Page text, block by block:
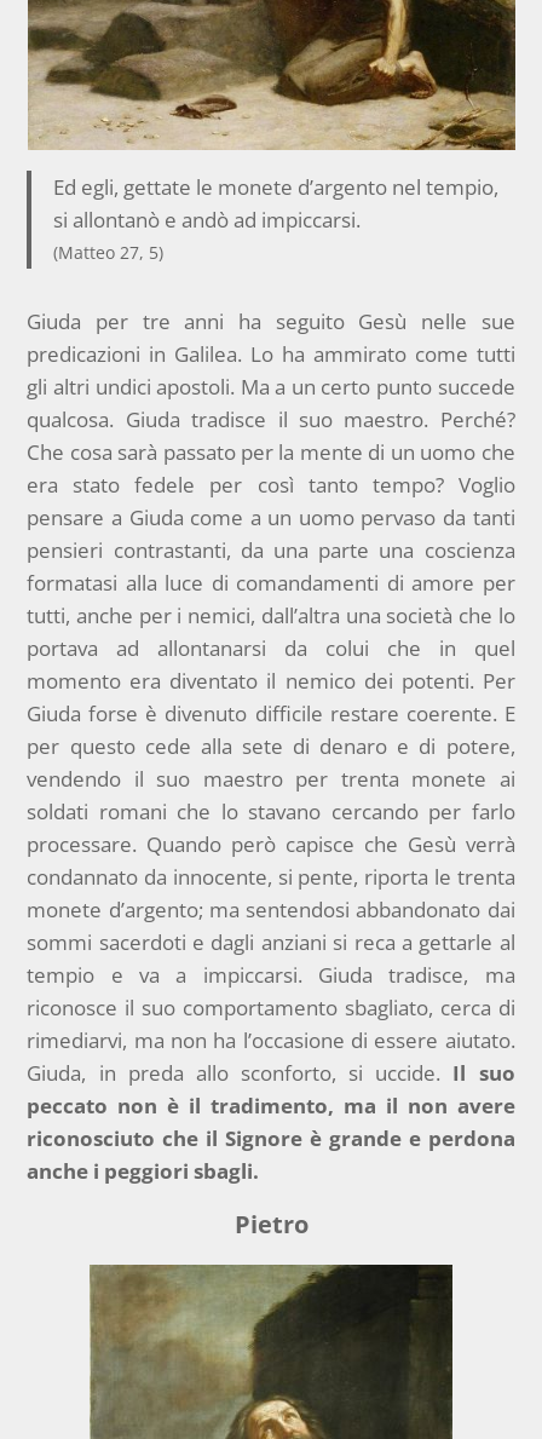
Ed egli, gettate le monete d’argento nel tempio,
si allontanò e andò ad impiccarsi.
(Matteo 27, 5)
Giuda per tre anni ha seguito Gesù nelle sue
predicazioni in Galilea. Lo ha ammirato come tutti
gli altri undici apostoli. Ma a un certo punto succede
qualcosa. Giuda tradisce il suo maestro. Perché?
Che cosa sarà passato per la mente di un uomo che
era stato fedele per così tanto tempo? Voglio
pensare a Giuda come a un uomo pervaso da tanti
pensieri contrastanti, da una parte una coscienza
formatasi alla luce di comandamenti di amore per
tutti, anche per i nemici, dall’altra una società che lo
portava ad allontanarsi da colui che in quel
momento era diventato il nemico dei potenti. Per
Giuda forse è divenuto difficile restare coerente. E
per questo cede alla sete di denaro e di potere,
vendendo il suo maestro per trenta monete ai
soldati romani che lo stavano cercando per farlo
processare. Quando però capisce che Gesù verrà
condannato da innocente, si pente, riporta le trenta
monete d’argento; ma sentendosi abbandonato dai
sommi sacerdoti e dagli anziani si reca a gettarle al
tempio e va a impiccarsi. Giuda tradisce, ma
riconosce il suo comportamento sbagliato, cerca di
rimediarvi, ma non ha l’occasione di essere aiutato.
Giuda, in preda allo sconforto, si uccide. Il suo
peccato non è il tradimento, ma il non avere
riconosciuto che il Signore è grande e perdona
anche i peggiori sbagli.
Pietro